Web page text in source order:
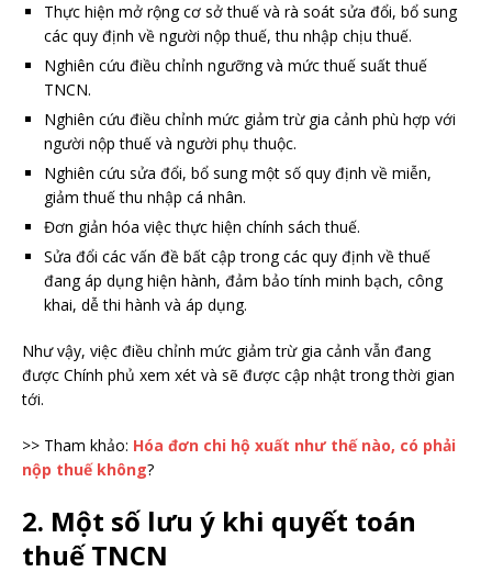
Thực hiện mở rộng cơ sở thuế và rà soát sửa đổi, bổ sung
các quy định về người nộp thuế, thu nhập chịu thuế.
Nghiên cứu điều chỉnh ngưỡng và mức thuế suất thuế
TNCN.
Nghiên cứu điều chỉnh mức giảm trừ gia cảnh phù hợp với
người nộp thuế và người phụ thuộc.
Nghiên cứu sửa đổi, bổ sung một số quy định về miễn,
giảm thuế thu nhập cá nhân.
Đơn giản hóa việc thực hiện chính sách thuế.
Sửa đổi các vấn đề bất cập trong các quy định về thuế
đang áp dụng hiện hành, đảm bảo tính minh bạch, công
khai, dễ thi hành và áp dụng.
Như vậy, việc điều chỉnh mức giảm trừ gia cảnh vẫn đang
được Chính phủ xem xét và sẽ được cập nhật trong thời gian
tới.
>> Tham khảo: Hóa đơn chi hộ xuất như thế nào, có phải
nộp thuế không?
2. Một số lưu ý khi quyết toán
thuế TNCN